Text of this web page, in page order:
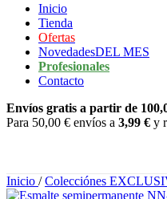
Inicio
Tienda
Ofertas
NovedadesDEL MES
Profesionales
Contacto
Envíos gratis a partir de
Para 50,00 € envíos a 3,99 € y
Inicio / Colecciónes